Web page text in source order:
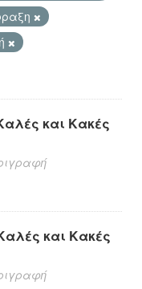
και Κακές
και Κακές